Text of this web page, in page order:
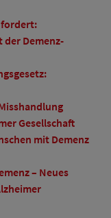
Demenz-
Gesellschaft
mit Demenz
– Neues